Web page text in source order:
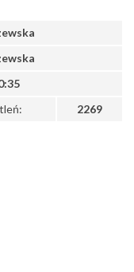
2269